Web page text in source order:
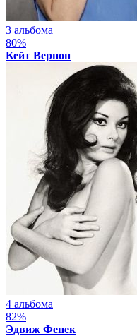
3 альбома
80%
Кейт Вернон
4 альбома
82%
Эдвиж Фенек